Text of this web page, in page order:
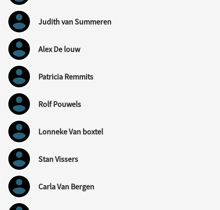
Judith van Summeren
Alex De louw
Patricia Remmits
Rolf Pouwels
Lonneke Van boxtel
Stan Vissers
Carla Van Bergen